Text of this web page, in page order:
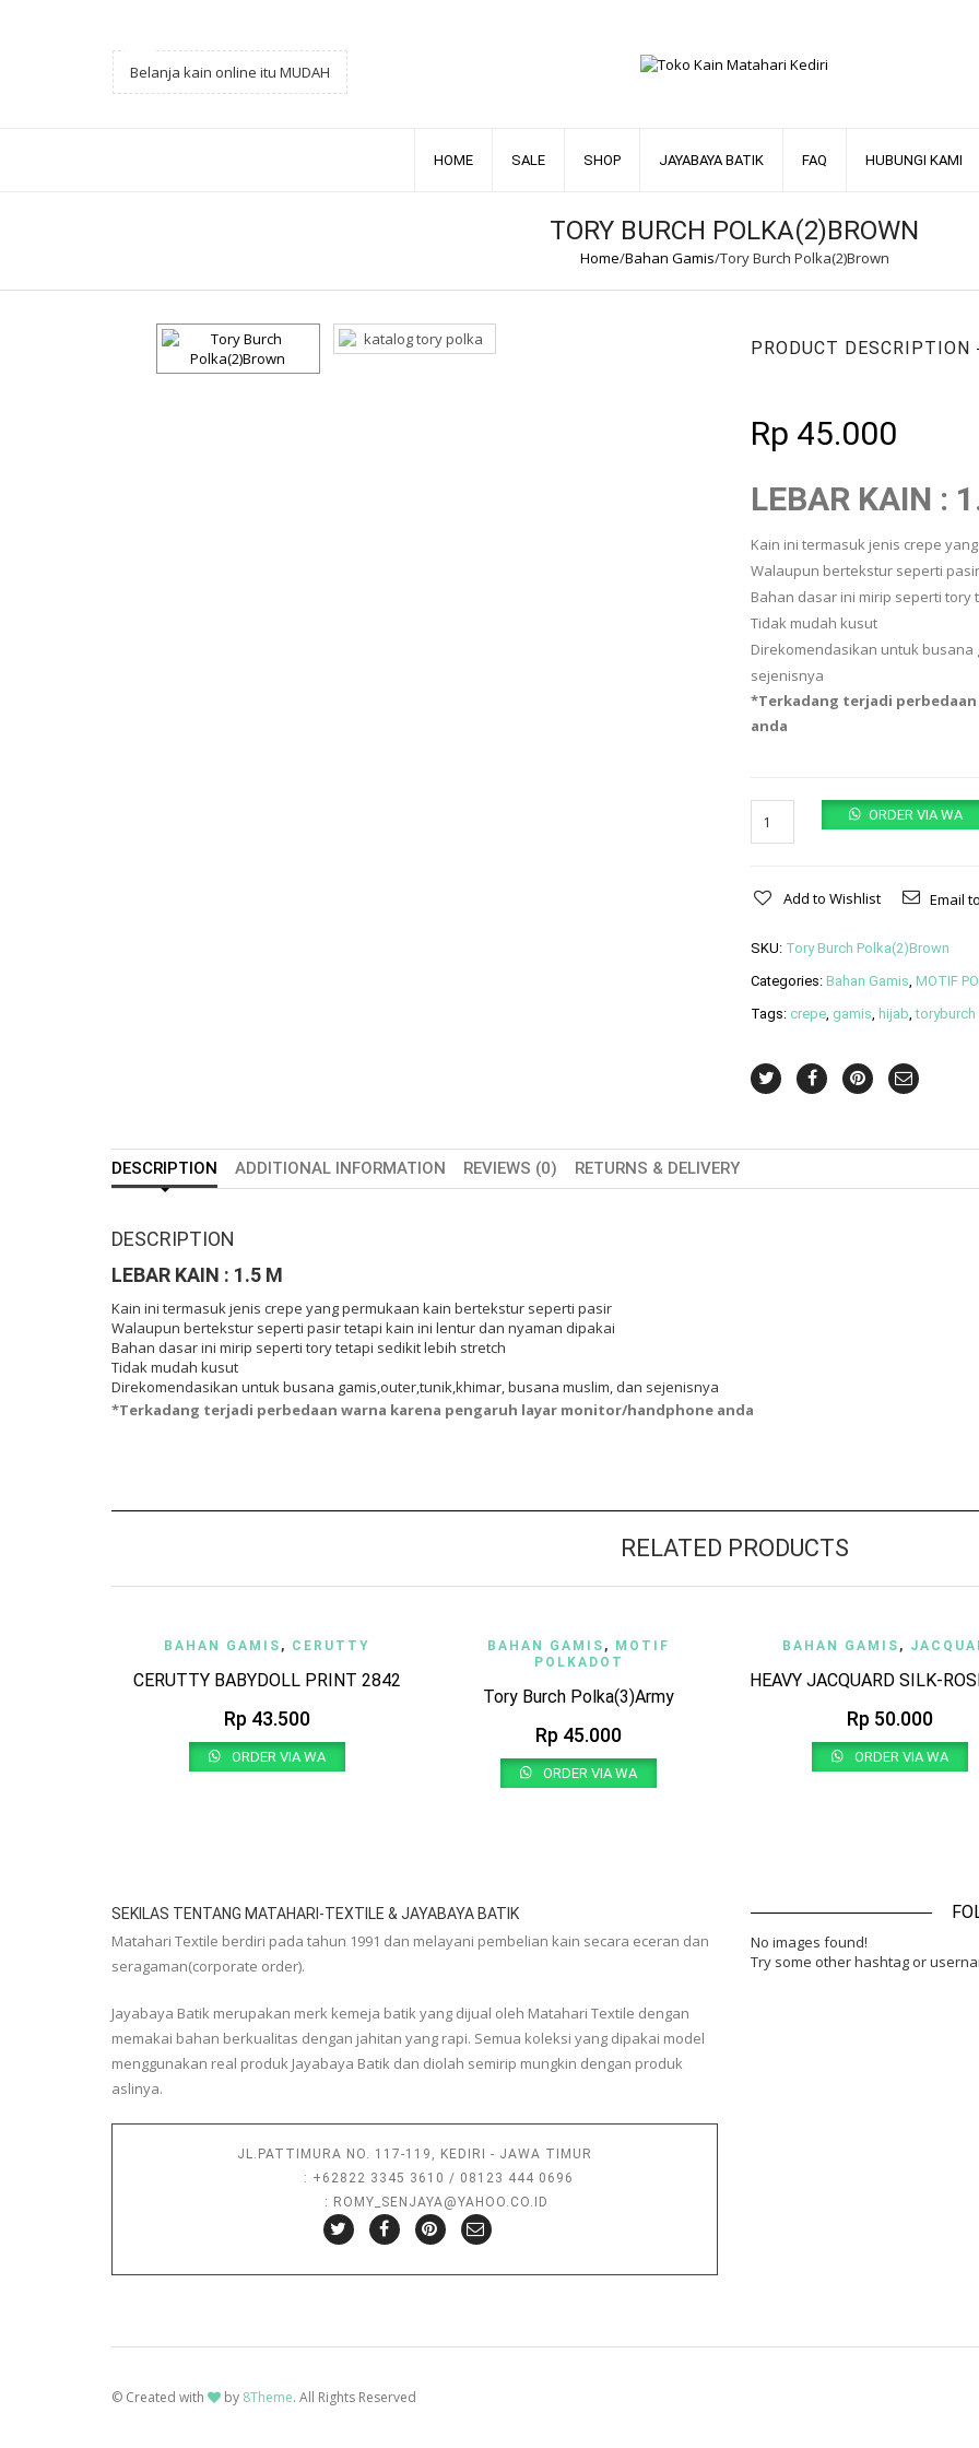
Belanja kain online itu MUDAH
HOME SALE SHOP JAYABAYA BATIK FAQ HUBUNGI KAMI
TORY BURCH POLKA(2)BROWN
Home/Bahan Gamis/Tory Burch Polka(2)Brown
PRODUCT DESCRIPTION
Rp 45.000
LEBAR KAIN :
Kain ini termasuk jenis crepe
Walaupun bertekstur seperti
Bahan dasar ini mirip seperti tory
Tidak mudah kusut
Direkomendasikan untuk busana
sejenisnya
*Terkadang terjadi
anda
ORDER VIA WA
Add to Wishlist Email
SKU: Tory Burch Polka(2)Brown
Categories: Bahan Gamis, MOTIF
Tags: crepe, gamis, hijab,toryburch
DESCRIPTION ADDITIONAL INFORMATION REVIEWS (0) RETURNS & DELIVERY
DESCRIPTION
LEBAR KAIN : 1.5 M
Kain ini termasuk jenis crepe yang permukaan kain bertekstur seperti pasir
Walaupun bertekstur seperti pasir tetapi kain ini lentur dan nyaman dipakai
Bahan dasar ini mirip seperti tory tetapi sedikit lebih stretch
Tidak mudah kusut
Direkomendasikan untuk busana gamis,outer,tunik,khimar, busana muslim, dan sejenisnya
*Terkadang terjadi perbedaan warna karena pengaruh layar monitor/handphone anda
RELATED PRODUCTS
ADD TO WISHLIST QUICK VIEW
BAHAN GAMIS , CERUTTY
CERUTTY BABYDOLL PRINT 2842
Rp 43.500
ORDER VIA WA
ADD TO WISHLIST QUICK VIEW
BAHAN GAMIS ,
MOTIF
POLKADOT
Tory Burch Polka(3)Army
Rp 45.000
ORDER VIA WA
ADD TO WISHLIST
BAHAN GAMIS ,
HEAVY JACQUARD SILK-
Rp 50.000
ORDER VIA WA
SEKILAS TENTANG MATAHARI-TEXTILE & JAYABAYA BATIK
Matahari Textile berdiri pada tahun 1991 dan melayani pembelian kain secara eceran dan
seragaman(corporate order).
Jayabaya Batik merupakan merk kemeja batik yang dijual oleh Matahari Textile dengan
memakai bahan berkualitas dengan jahitan yang rapi. Semua koleksi yang dipakai model
menggunakan real produk Jayabaya Batik dan diolah semirip mungkin dengan produk
aslinya.
JL.PATTIMURA NO. 117-119, KEDIRI - JAWA TIMUR
: +62822 3345 3610 / 08123 444 0696
: ROMY_SENJAYA@YAHOO.CO.ID
No images found!
Try some other hashtag or
© Created with by 8Theme. All Rights Reserved